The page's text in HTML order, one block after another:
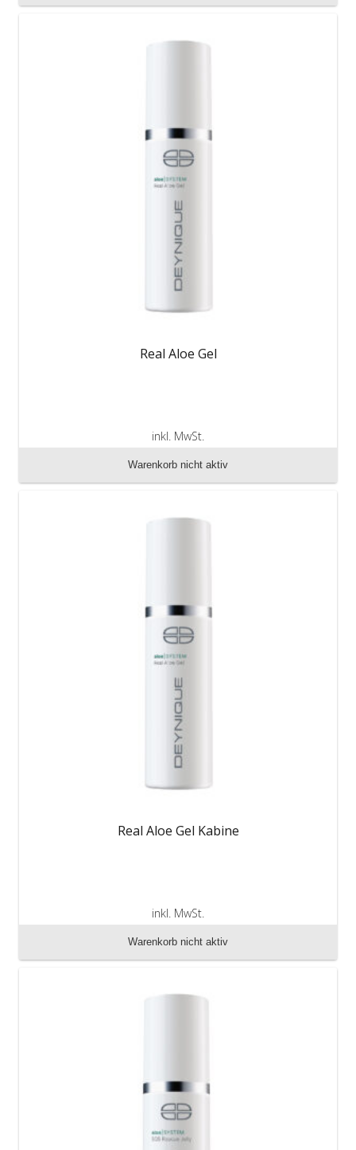
Real Aloe Gel
inkl. MwSt.
zzgl. Versandkosten
Warenkorb nicht aktiv
Real Aloe Gel Kabine
inkl. MwSt.
zzgl. Versandkosten
Warenkorb nicht aktiv